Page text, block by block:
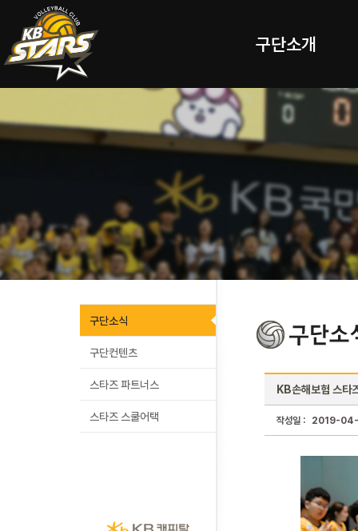
구단소개
구단소식
구단컨텐츠
스타즈 파트너스
스타즈 스쿨어택
KB손해보험 스타
작성일 : 2019-